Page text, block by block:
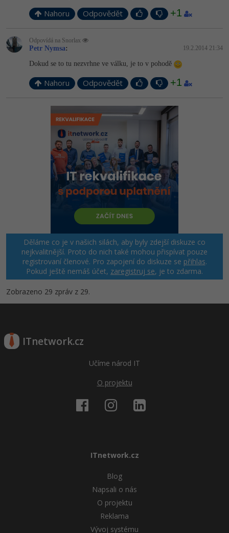
Nahoru Odpovědět +1
Odpovídá na Snorlax
Petr Nymsa: 19.2.2014 21:34
Dokud se to tu nezvrhne ve válku, je to v pohodě
Nahoru Odpovědět +1
Děláme co je v našich silách, aby byly zdejší diskuze co
nejkvalitnější. Proto do nich také mohou přispívat pouze
registrovaní členové. Pro zapojení do diskuze se přihlas.
Pokud ještě nemáš účet, zaregistruj se, je to zdarma.
Zobrazeno 29 zpráv z 29.
ITnetwork.cz
Učíme národ IT
O projektu
ITnetwork.cz
Blog
Napsali o nás
O projektu
Reklama
Vývoj systému